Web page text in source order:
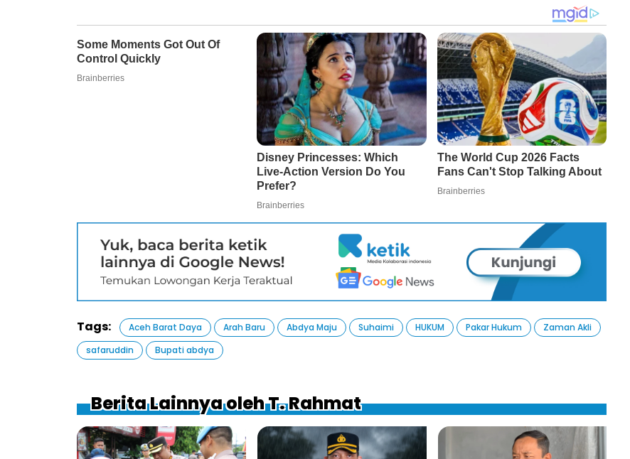
Tags: Aceh Barat Daya Arah Baru Abdya Maju Suhaimi HUKUM Pakar Hukum
Zaman Akli
safaruddin
Bupati abdya
Berita Lainnya oleh T. Rahmat